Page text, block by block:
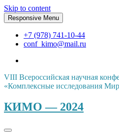
Skip to content
Responsive Menu
+7 (978) 741-10-44
conf_kimo@mail.ru
VIII Всероссийская научная
«Комплексные исследования
КИМО — 2024